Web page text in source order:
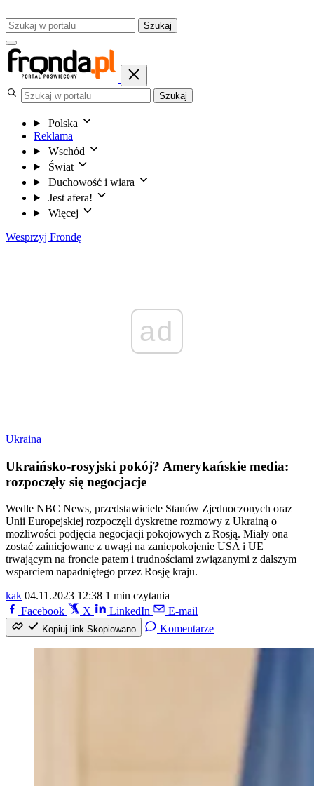
Szukaj
Szukaj
Polska
Reklama
Wschód
Świat
Duchowość i wiara
Jest afera!
Więcej
Wesprzyj Frondę
ad
Ukraina
Ukraińsko-rosyjski pokój? Amerykańskie media:
rozpoczęły się negocjacje
Wedle NBC News, przedstawiciele Stanów Zjednoczonych oraz
Unii Europejskiej rozpoczęli dyskretne rozmowy z Ukrainą o
możliwości podjęcia negocjacji pokojowych z Rosją. Miały ona
zostać zainicjowane z uwagi na zaniepokojenie USA i UE
trwającym na froncie patem i trudnościami związanymi z dalszym
wsparciem napadniętego przez Rosję kraju.
kak 04.11.2023 12:38 1 min czytania
Facebook
X LinkedIn E-mail
Kopiuj link Skopiowano Komentarze